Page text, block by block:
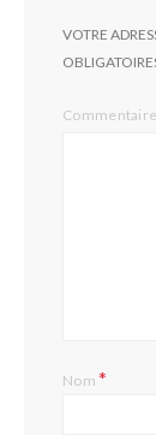
VOTRE
Commentaire
Nom*